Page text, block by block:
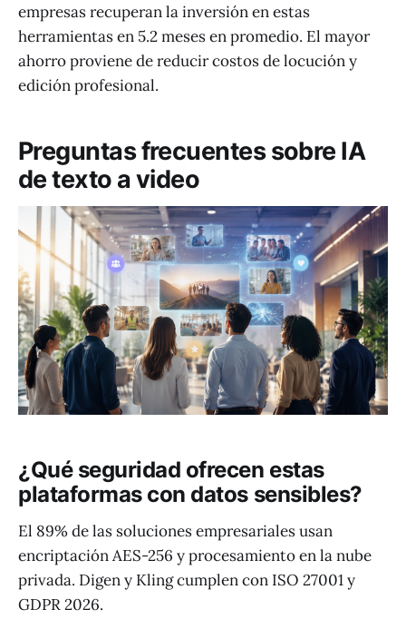
empresas recuperan la inversión en estas
herramientas en 5.2 meses en promedio. El mayor
ahorro proviene de reducir costos de locución y
edición profesional.
Preguntas frecuentes sobre IA
de texto a video
¿Qué seguridad ofrecen estas
plataformas con datos sensibles?
El 89% de las soluciones empresariales usan
encriptación AES-256 y procesamiento en la nube
privada. Digen y Kling cumplen con ISO 27001 y
GDPR 2026.